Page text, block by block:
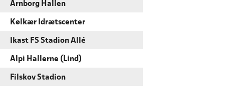
Arnborg Hallen
Kølkær Idrætscenter
Ikast FS Stadion Allé
Alpi Hallerne (Lind)
Filskov Stadion